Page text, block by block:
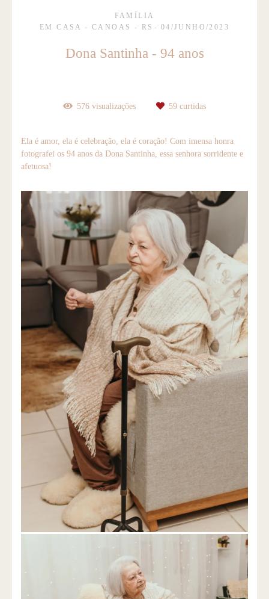
FAMÍLIA
EM CASA - CANOAS - RS
04/JUNHO/2023
Dona Santinha - 94 anos
576 visualizações 59 curtidas
Ela é amor, ela é celebração, ela é coração! Com imensa honra
fotografei os 94 anos da Dona Santinha, essa senhora sorridente e
afetuosa!